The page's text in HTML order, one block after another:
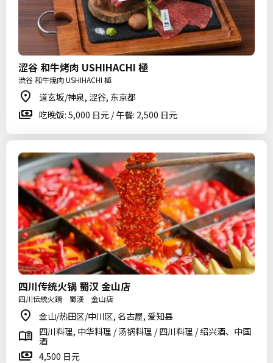
涩谷 和牛烤肉 USHIHACHI 極
渋谷 和牛焼肉 USHIHACHI 極
道玄坂/神泉, 涩谷, 东京都
吃晚饭: 5,000 日元 / 午餐: 2,500 日元
四川传统火锅 蜀汉 金山店
四川伝統火鍋 蜀漢 金山店
金山/热田区/中川区, 名古屋, 爱知县
四川料理, 中华料理 / 汤锅料理 / 四川料理 / 绍兴酒、中国
酒
4,500 日元